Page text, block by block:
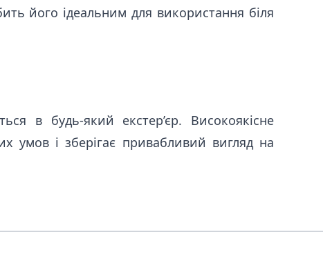
його ідеальним для використання біля
в будь-який екстер’єр. Високоякісне
умов і зберігає привабливий вигляд на